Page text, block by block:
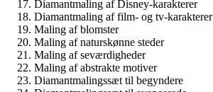
Diamantmaling af Disney-karakterer
Diamantmaling af film- og tv-karakterer
Maling af blomster
Maling af naturskønne steder
Maling af seværdigheder
Maling af abstrakte motiver
Diamantmalingssæt til begyndere